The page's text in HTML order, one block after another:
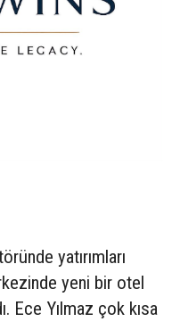
yatırımları
yeni bir otel
Ece Yılmaz çok kısa